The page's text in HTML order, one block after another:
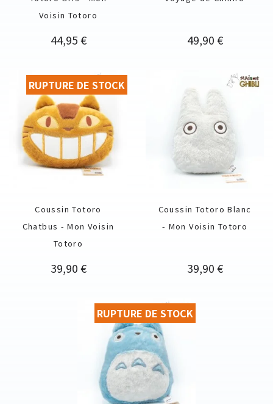
Voisin Totoro
Prix
44,95 € Prix
49,90 €
Coussin Totoro
Chatbus - Mon Voisin
Totoro
Prix
39,90 €
RUPTURE DE STOCK
Coussin Totoro Blanc
- Mon Voisin Totoro
Prix
39,90 €
RUPTURE DE STOCK